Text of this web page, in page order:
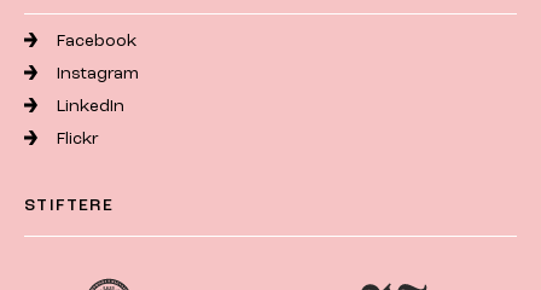
Facebook
Instagram
LinkedIn
Flickr
STIFTERE